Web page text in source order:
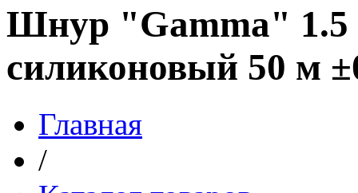
Шнур "Gamma" 1.5
силиконовый 50 м
Главная
/